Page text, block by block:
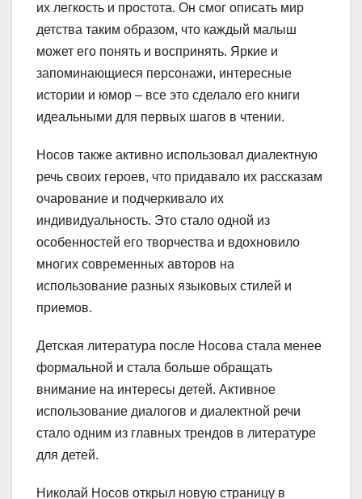
их легкость и простота. Он смог описать мир
детства таким образом, что каждый малыш
может его понять и воспринять. Яркие и
запоминающиеся персонажи, интересные
истории и юмор – все это сделало его книги
идеальными для первых шагов в чтении.
Носов также активно использовал диалектную
речь своих героев, что придавало их рассказам
очарование и подчеркивало их
индивидуальность. Это стало одной из
особенностей его творчества и вдохновило
многих современных авторов на
использование разных языковых стилей и
приемов.
Детская литература после Носова стала менее
формальной и стала больше обращать
внимание на интересы детей. Активное
использование диалогов и диалектной речи
стало одним из главных трендов в литературе
для детей.
Николай Носов открыл новую страницу в